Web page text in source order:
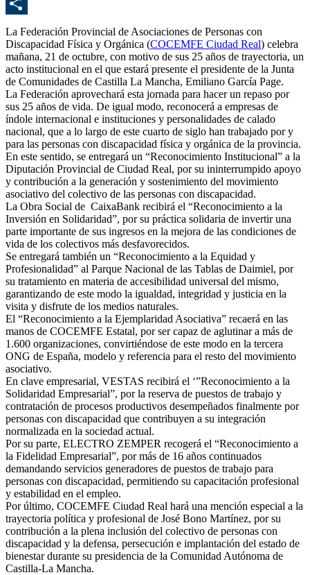
La Federación Provincial de Asociaciones de Personas con
Discapacidad Física y Orgánica (COCEMFE Ciudad Real) celebra
mañana, 21 de octubre, con motivo de sus 25 años de trayectoria, un
acto institucional en el que estará presente el presidente de la Junta
de Comunidades de Castilla La Mancha, Emiliano García Page.
La Federación aprovechará esta jornada para hacer un repaso por
sus 25 años de vida. De igual modo, reconocerá a empresas de
índole internacional e instituciones y personalidades de calado
nacional, que a lo largo de este cuarto de siglo han trabajado por y
para las personas con discapacidad física y orgánica de la provincia.
En este sentido, se entregará un “Reconocimiento Institucional” a la
Diputación Provincial de Ciudad Real, por su ininterrumpido apoyo
y contribución a la generación y sostenimiento del movimiento
asociativo del colectivo de las personas con discapacidad.
La Obra Social de CaixaBank recibirá el “Reconocimiento a la
Inversión en Solidaridad”, por su práctica solidaria de invertir una
parte importante de sus ingresos en la mejora de las condiciones de
vida de los colectivos más desfavorecidos.
Se entregará también un “Reconocimiento a la Equidad y
Profesionalidad” al Parque Nacional de las Tablas de Daimiel, por
su tratamiento en materia de accesibilidad universal del mismo,
garantizando de este modo la igualdad, integridad y justicia en la
visita y disfrute de los medios naturales.
El “Reconocimiento a la Ejemplaridad Asociativa” recaerá en las
manos de COCEMFE Estatal, por ser capaz de aglutinar a más de
1.600 organizaciones, convirtiéndose de este modo en la tercera
ONG de España, modelo y referencia para el resto del movimiento
asociativo.
En clave empresarial, VESTAS recibirá el ‘”Reconocimiento a la
Solidaridad Empresarial”, por la reserva de puestos de trabajo y
contratación de procesos productivos desempeñados finalmente por
personas con discapacidad que contribuyen a su integración
normalizada en la sociedad actual.
Por su parte, ELECTRO ZEMPER recogerá el “Reconocimiento a
la Fidelidad Empresarial”, por más de 16 años continuados
demandando servicios generadores de puestos de trabajo para
personas con discapacidad, permitiendo su capacitación profesional
y estabilidad en el empleo.
Por último, COCEMFE Ciudad Real hará una mención especial a la
trayectoria política y profesional de José Bono Martínez, por su
contribución a la plena inclusión del colectivo de personas con
discapacidad y la defensa, persecución e implantación del estado de
bienestar durante su presidencia de la Comunidad Autónoma de
Castilla-La Mancha.